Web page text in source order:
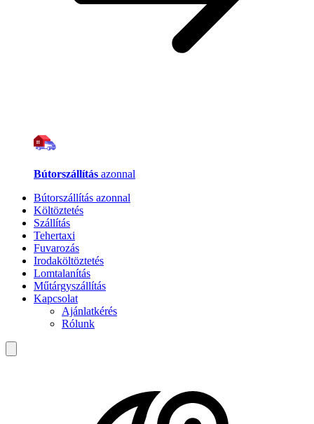
Bútorszállítás azonnal
Bútorszállítás azonnal
Költöztetés
Szállítás
Tehertaxi
Fuvarozás
Irodaköltöztetés
Lomtalanítás
Műtárgyszállítás
Kapcsolat
Ajánlatkérés
Rólunk